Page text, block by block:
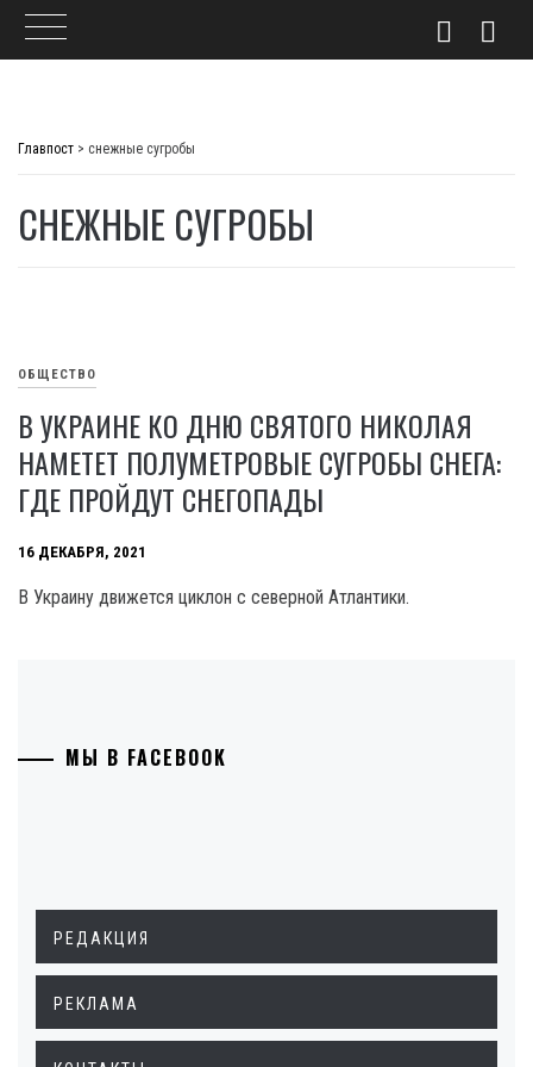
Главпост > снежные сугробы
СНЕЖНЫЕ СУГРОБЫ
ОБЩЕСТВО
В УКРАИНЕ КО ДНЮ СВЯТОГО НИКОЛАЯ
НАМЕТЕТ ПОЛУМЕТРОВЫЕ СУГРОБЫ СНЕГА:
ГДЕ ПРОЙДУТ СНЕГОПАДЫ
16 ДЕКАБРЯ, 2021
В Украину движется циклон с северной Атлантики.
МЫ В FACEBOOK
РЕДАКЦИЯ
РЕКЛАМА